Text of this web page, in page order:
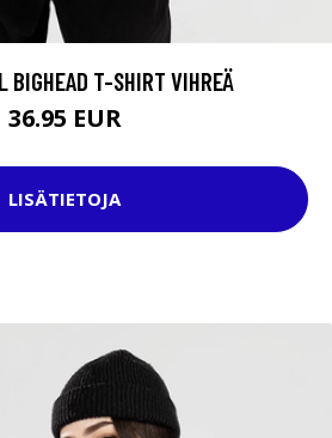
BIGHEAD T-SHIRT VIHREÄ
36.95 EUR
LISÄTIETOJA